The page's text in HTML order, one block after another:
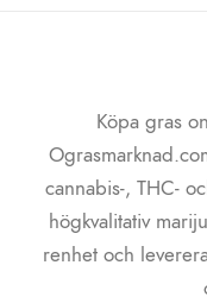
Köpa gras
cannabis-, THC-
högkvalitativ
renhet och